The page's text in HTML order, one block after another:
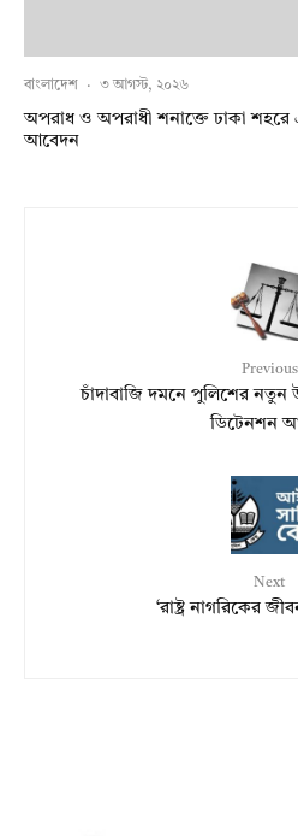
বাংলাদেশ · ৩ আগস্ট, ২০২৬
অপরাধ ও অপরাধী শনাক্তে ঢাকা শহরে
আবেদন
Previous
চাঁদাবাজি দমনে পুলিশের নতুন
ডিটেনশন
Next
‘রাষ্ট্র নাগরিকের